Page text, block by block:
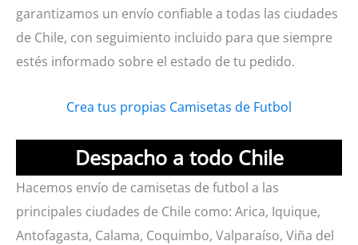
garantizamos un envío confiable a todas las ciudades
de Chile, con seguimiento incluido para que siempre
estés informado sobre el estado de tu pedido.
Crea tus propias Camisetas de Futbol
Despacho a todo Chile
Hacemos envío de camisetas de futbol a las
principales ciudades de Chile como: Arica, Iquique,
Antofagasta, Calama, Coquimbo, Valparaíso, Viña del